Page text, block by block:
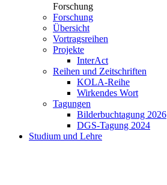
Forschung
Forschung
Übersicht
Vortragsreihen
Projekte
InterAct
Reihen und Zeitschriften
KOLA-Reihe
Wirkendes Wort
Tagungen
Bilderbuchtagung 2026
DGS-Tagung 2024
Studium und Lehre